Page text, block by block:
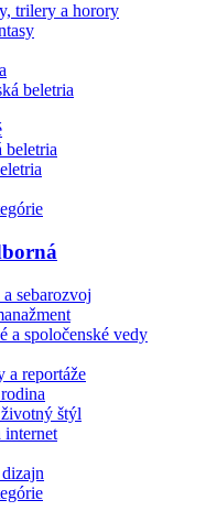
trilery a horory
beletria
beletria
sebarozvoj
a spoločenské vedy
a reportáže
štýl
internet